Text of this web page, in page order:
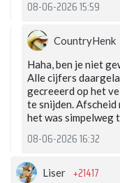
08-06-2026 15:59
CountryHenk
Haha, ben je niet
Alle cijfers
gecreeerd op het
te snijden.
het was simpelweg
08-06-2026 16:32
Liser +21417